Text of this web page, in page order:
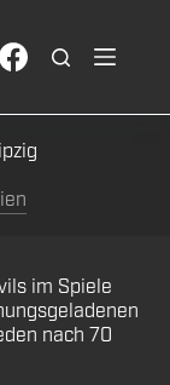
im Spiele
nach 70